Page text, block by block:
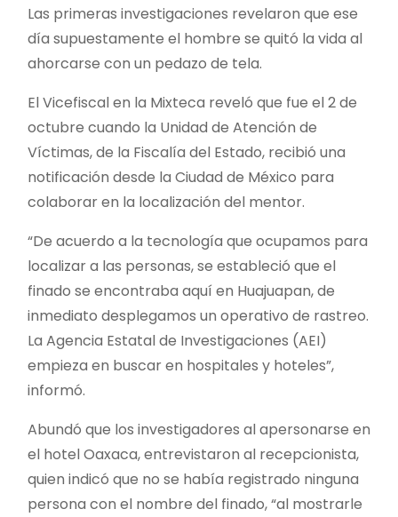
Las primeras investigaciones revelaron que ese
día supuestamente el hombre se quitó la vida al
ahorcarse con un pedazo de tela.
El Vicefiscal en la Mixteca reveló que fue el 2 de
octubre cuando la Unidad de Atención de
Víctimas, de la Fiscalía del Estado, recibió una
notificación desde la Ciudad de México para
colaborar en la localización del mentor.
“De acuerdo a la tecnología que ocupamos para
localizar a las personas, se estableció que el
finado se encontraba aquí en Huajuapan, de
inmediato desplegamos un operativo de rastreo.
La Agencia Estatal de Investigaciones (AEI)
empieza en buscar en hospitales y hoteles”,
informó.
Abundó que los investigadores al apersonarse en
el hotel Oaxaca, entrevistaron al recepcionista,
quien indicó que no se había registrado ninguna
persona con el nombre del finado, “al mostrarle